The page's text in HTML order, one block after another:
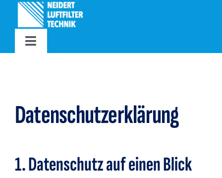
Zum
springen
Toggle
Unternehmen
Produkte
Datenschutz­erklärung
1. Datenschutz auf einen Blick